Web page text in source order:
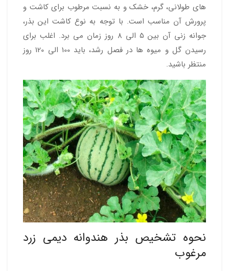
های طولانی، گرم، خشک و به نسبت مرطوب برای کاشت و
پرورش آن مناسب است. با توجه به نوع کاشت این بذر،
جوانه زنی آن بین 5 الی 8 روز زمان می برد. اغلب برای
رسیدن گل و میوه ها در فصل رشد، باید 100 الی 120 روز
منتظر باشید.
نحوه تشخیص بذر هندوانه دیمی زرد
مرغوب